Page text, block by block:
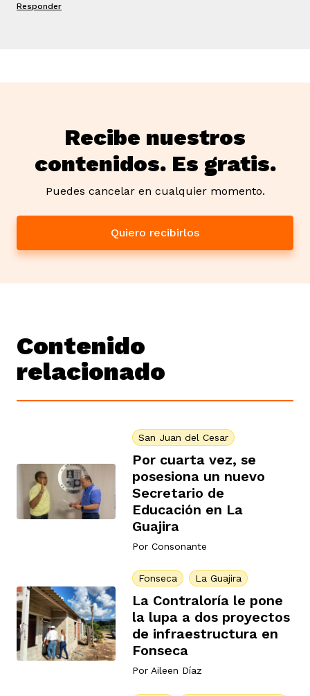
Responder
Recibe nuestros
contenidos. Es gratis.
Puedes cancelar en cualquier momento.
Quiero recibirlos
Contenido
relacionado
San Juan del Cesar
Por cuarta vez, se
posesiona un nuevo
Secretario de
Educación en La
Guajira
Por Consonante
Fonseca La Guajira
La Contraloría le pone
la lupa a dos proyectos
de infraestructura en
Fonseca
Por Aileen Díaz